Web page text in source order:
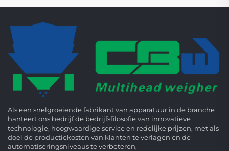
Als een snelgroeiende fabrikant van apparatuur in de branche
hanteert ons bedrijf de bedrijfsfilosofie van innovatieve
technologie, hoogwaardige service en redelijke prijzen, met als
doel de productiekosten van klanten te verlagen en de
automatiseringsniveaus te verbeteren,